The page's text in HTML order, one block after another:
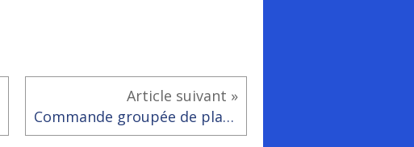
Article suivant »
Commande groupée de plants d'arbres et d'arbustes